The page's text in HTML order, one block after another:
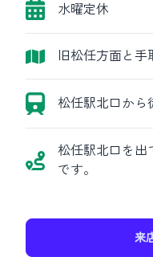
水曜定休
旧松任方面と
松任駅北口から
松任駅北口を出
です。
来